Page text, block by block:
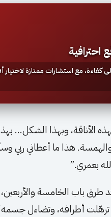
كفاءة، مع استشارات ممتازة
الأناقة، وبهذا الشكل…
هذا ما أعطاني
بعمري.”
طرق باب الخامسة
أطرافه، وتضاءل